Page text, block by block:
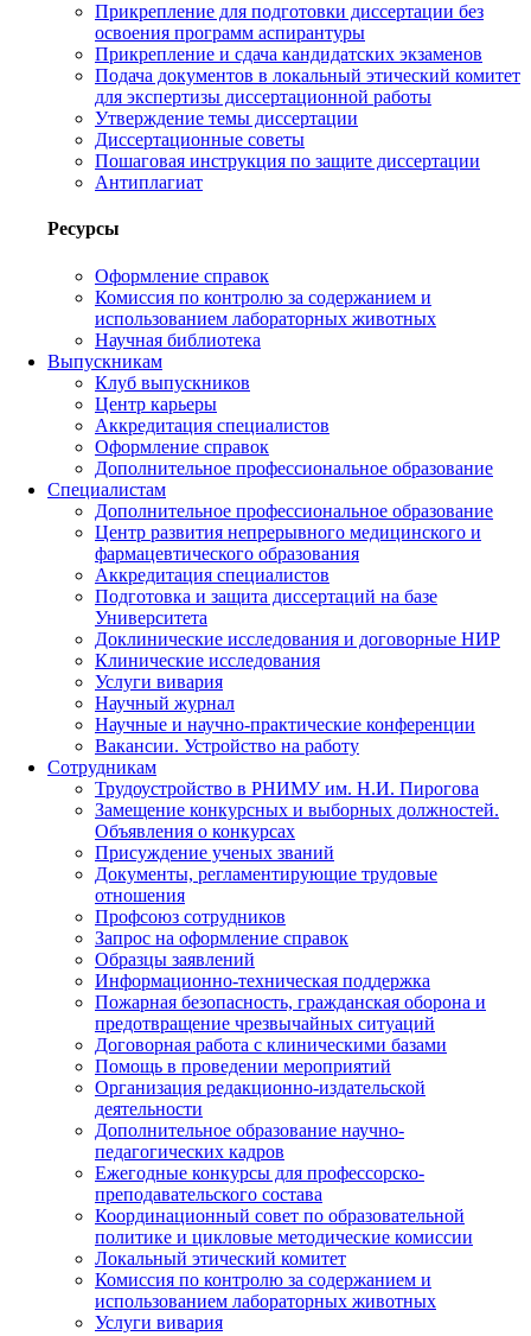
Прикрепление для подготовки диссертации без
освоения программ аспирантуры
Прикрепление и сдача кандидатских экзаменов
Подача документов в локальный этический комитет
для экспертизы диссертационной работы
Утверждение темы диссертации
Диссертационные советы
Пошаговая инструкция по защите диссертации
Антиплагиат
Ресурсы
Оформление справок
Комиссия по контролю за содержанием и
использованием лабораторных животных
Научная библиотека
Выпускникам
Клуб выпускников
Центр карьеры
Аккредитация специалистов
Оформление справок
Дополнительное профессиональное образование
Специалистам
Дополнительное профессиональное образование
Центр развития непрерывного медицинского и
фармацевтического образования
Аккредитация специалистов
Подготовка и защита диссертаций на базе
Университета
Доклинические исследования и договорные НИР
Клинические исследования
Услуги вивария
Научный журнал
Научные и научно-практические конференции
Вакансии. Устройство на работу
Сотрудникам
Трудоустройство в РНИМУ им. Н.И. Пирогова
Замещение конкурсных и выборных должностей.
Объявления о конкурсах
Присуждение ученых званий
Документы, регламентирующие трудовые
отношения
Профсоюз сотрудников
Запрос на оформление справок
Образцы заявлений
Информационно-техническая поддержка
Пожарная безопасность, гражданская оборона и
предотвращение чрезвычайных ситуаций
Договорная работа с клиническими базами
Помощь в проведении мероприятий
Организация редакционно-издательской
деятельности
Дополнительное образование научно-
педагогических кадров
Ежегодные конкурсы для профессорско-
преподавательского состава
Координационный совет по образовательной
политике и цикловые методические комиссии
Локальный этический комитет
Комиссия по контролю за содержанием и
использованием лабораторных животных
Услуги вивария